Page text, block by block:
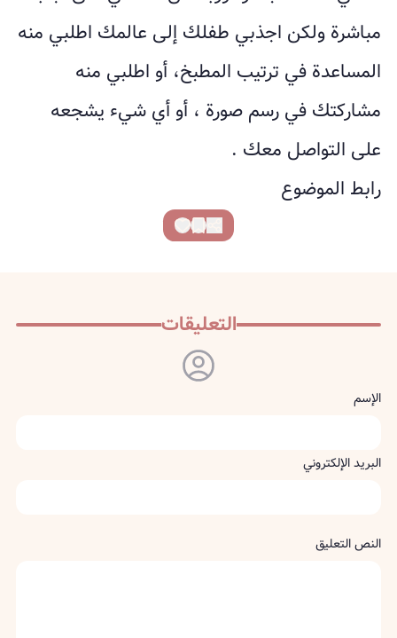
مباشرة ولكن اجذبي طفلك إلى عالمك اطلبي منه
المساعدة في ترتيب المطبخ، أو اطلبي منه
مشاركتك في رسم صورة ، أو أي شيء يشجعه
على التواصل معك .
رابط الموضوع
التعليقات
الإسم
البريد الإلكتروني
النص التعليق